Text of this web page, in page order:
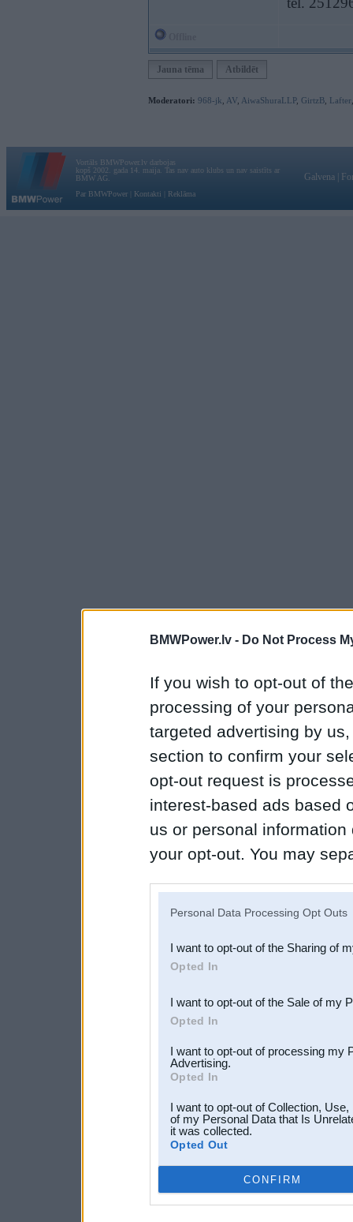
BMWPower.lv - Do Not Process
If you wish to opt-out of
processing of your
targeted advertising by
section to confirm your
opt-out request is
interest-based ads based
us or personal
your opt-out. You may
Downstream Participants
third parties.
Personal Data Processing Opt Outs
I want to opt-out of the Sharing of
Opted In
I want to opt-out of the Sale of my
Opted In
I want to opt-out of processing my
Advertising.
Opted In
I want to opt-out of Collection,
of my Personal Data that Is
it was collected.
Opted Out
CONFIRM
Jauna tēma Atbildēt
Moderatori: 968-jk AV AiwaShuraLLP, GirtzB Lafter
Vortāls BMWPower.lv darbojas
kopš 2002. gada 14. maija. Tas nav auto klubs un nav saistīts ar
BMW AG.
Par BMWPower
Kontakti Reklāma
Galvena